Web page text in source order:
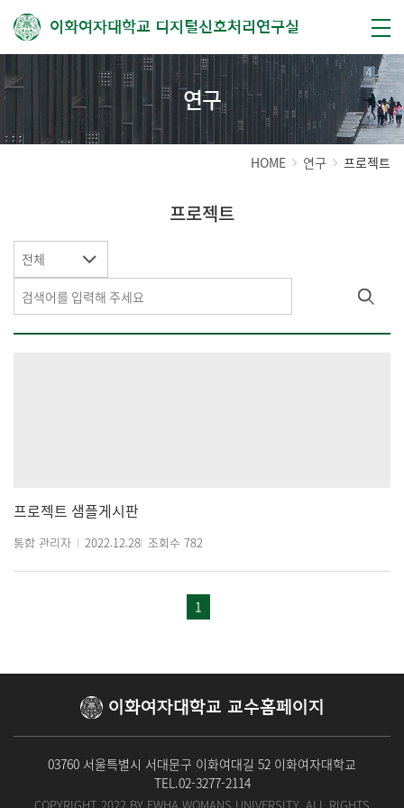
이화여자대학교 디지털신호처리연구실
연구
HOME 연구 프로젝트
프로젝트
전체
프로젝트 샘플게시판
통합 관리자 2022.12.28 조회수 782
1
이화여자대학교 교수홈페이지
03760 서울특별시 서대문구 이화여대길 52 이화여자대학교
TEL.02-3277-2114